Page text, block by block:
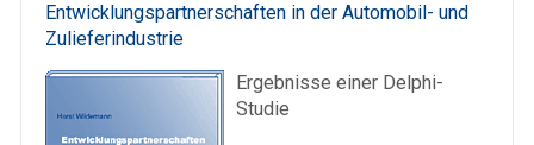
Entwicklungspartnerschaften in der Automobil- und
Zulieferindustrie
Ergebnisse einer Delphi-
Studie